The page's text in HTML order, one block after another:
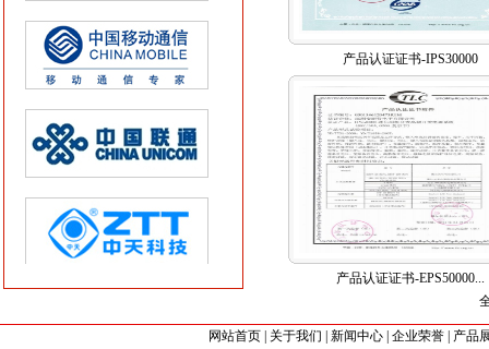
产品认证证书-IPS30000
产品认证证书-EPS50000...
网站首页 关于我们 新闻中心 企业荣誉
产品